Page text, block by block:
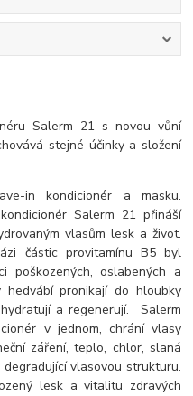
Salerm 21 s novou vůní
stejné účinky a složení
in kondicionér a masku.
Salerm 21 přináší
vlasům lesk a život.
částic provitamínu B5 byl
poškozených, oslabených a
pronikají do hloubky
a regenerují. Salerm
v jednom, chrání vlasy
záření, teplo, chlor, slaná
vlasovou strukturu.
lesk a vitalitu zdravých